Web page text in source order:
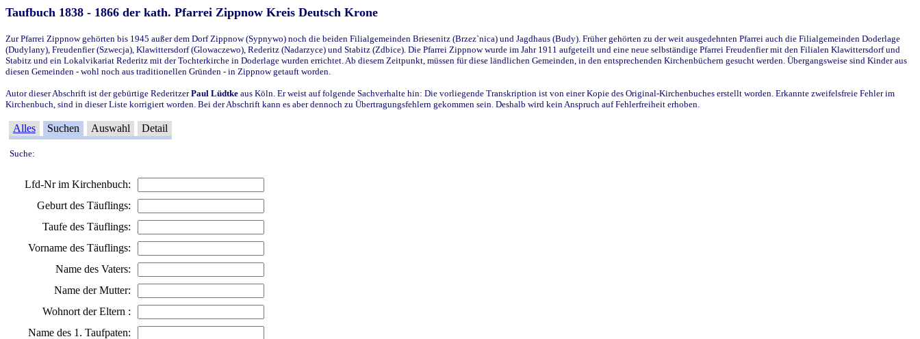
Taufbuch 1838 - 1866 der kath. Pfarrei Zippnow Kreis Deutsch Krone
Zur Pfarrei Zippnow gehörten bis 1945 außer dem Dorf Zippnow (Sypnywo) noch die beiden Filialgemeinden Briesenitz (Brzez`nica) und Jagdhaus (Budy). Früher gehörten zu der weit ausgedehnten Pfarrei auch die Filialgemeinden Doderlage
(Dudylany), Freudenfier (Szwecja), Klawittersdorf (Glowaczewo), Rederitz (Nadarzyce) und Stabitz (Zdbice). Die Pfarrei Zippnow wurde im Jahr 1911 aufgeteilt und eine neue selbständige Pfarrei Freudenfier mit den Filialen Klawittersdorf und
Stabitz und ein Lokalvikariat Rederitz mit der Tochterkirche in Doderlage wurden errichtet. Ab diesem Zeitpunkt, müssen für diese ländlichen Gemeinden, in den entsprechenden Kirchenbüchern gesucht werden. Übergangsweise sind Kinder aus
diesen Gemeinden - wohl noch aus traditionellen Gründen - in Zippnow getauft worden.
Autor dieser Abschrift ist der gebürtige RederitzerPaul Lüdtke aus Köln. Er weist auf folgende Sachverhalte hin: Die vorliegende Transkription ist von einer Kopie des Original-Kirchenbuches erstellt worden. Erkannte zweifelsfreie Fehler im
Kirchenbuch, sind in dieser Liste korrigiert worden. Bei der Abschrift kann es aber dennoch zu Übertragungsfehlern gekommen sein. Deshalb wird kein Anspruch auf Fehlerfreiheit erhoben.
Alles Suchen Auswahl Detail
Suche:
Lfd-Nr im Kirchenbuch:
Geburt des Täuflings:
Taufe des Täuflings:
Vorname des Täuflings:
Name des Vaters:
Name der Mutter:
Wohnort der Eltern :
Name des 1. Taufpaten: